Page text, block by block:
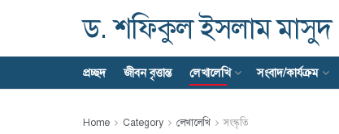
ড. শফিকুল ইসলাম মাসুদ
প্রচ্ছদ জীবন বৃত্তান্ত লেখালেখি সংবাদ/কার্যক্রম
Home Category লেখালেখি সংস্কৃতি